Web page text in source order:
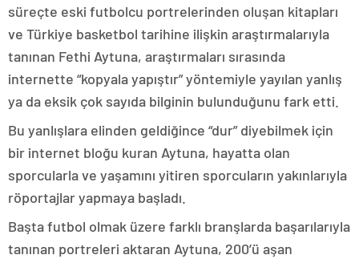
süreçte eski futbolcu portrelerinden oluşan kitapları
ve Türkiye basketbol tarihine ilişkin araştırmalarıyla
tanınan Fethi Aytuna, araştırmaları sırasında
internette “kopyala yapıştır” yöntemiyle yayılan yanlış
ya da eksik çok sayıda bilginin bulunduğunu fark etti.
Bu yanlışlara elinden geldiğince “dur” diyebilmek için
bir internet bloğu kuran Aytuna, hayatta olan
sporcularla ve yaşamını yitiren sporcuların yakınlarıyla
röportajlar yapmaya başladı.
Başta futbol olmak üzere farklı branşlarda başarılarıyla
tanınan portreleri aktaran Aytuna, 200’ü aşan